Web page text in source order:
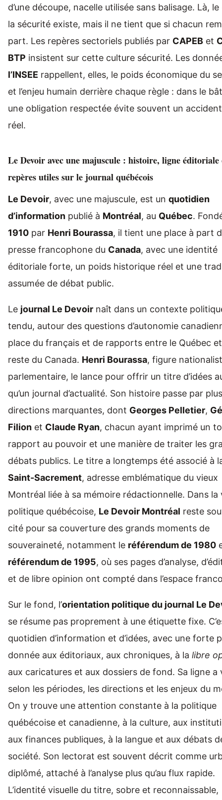
d’une découpe, nacelle utilisée sans balisage. Là,
la sécurité existe, mais il ne tient que si chacun
part. Les repères sectoriels publiés par CAPEB et
BTP insistent sur cette culture sécurité. Les
l’INSEE rappellent, elles, le poids économique du
et l’enjeu humain derrière chaque règle : dans le
une obligation respectée évite souvent un
réel.
Le Devoir avec une majuscule : histoire, ligne éditoriale
repères utiles sur le journal québécois
Le Devoir, avec une majuscule, est un quotidien
d’information publié à Montréal, au Québec.
1910 par Henri Bourassa, il tient une place à part
presse francophone du Canada, avec une identité
éditoriale forte, un poids historique réel et une
assumée de débat public.
Le journal Le Devoir naît dans un contexte
tendu, autour des questions d’autonomie
place du français et de rapports entre le Québec
reste du Canada. Henri Bourassa, figure
parlementaire, le lance pour offrir un titre d’idées
qu’un journal d’actualité. Son histoire passe par
directions marquantes, dont Georges Pelletier,
Filion et Claude Ryan, chacun ayant imprimé un
rapport au pouvoir et une manière de traiter les
débats publics. Le titre a longtemps été associé à
Saint-Sacrement, adresse emblématique du vieux
Montréal liée à sa mémoire rédactionnelle. Dans la
politique québécoise, Le Devoir Montréal reste
cité pour sa couverture des grands moments de
souveraineté, notamment le référendum de 1980
référendum de 1995, où ses pages d’analyse,
et de libre opinion ont compté dans l’espace
Sur le fond, l’orientation politique du journal Le
se résume pas proprement à une étiquette fixe.
quotidien d’information et d’idées, avec une forte
donnée aux éditoriaux, aux chroniques, à la libre
aux caricatures et aux dossiers de fond. Sa ligne a
selon les périodes, les directions et les enjeux du
On y trouve une attention constante à la politique
québécoise et canadienne, à la culture, aux
aux finances publiques, à la langue et aux débats
société. Son lectorat est souvent décrit comme
diplômé, attaché à l’analyse plus qu’au flux rapide.
L’identité visuelle du titre, sobre et reconnaissable,